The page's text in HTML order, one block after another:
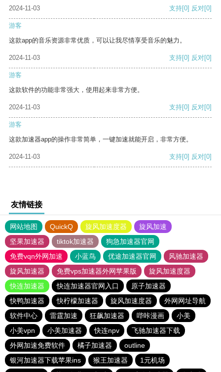
2024-11-03
支持[0] 反对[0]
游客
这款app的音乐资源非常优质，可以让我尽情享受音乐的魅力。
2024-11-03 支持[0] 反对[0]
游客
这款软件的功能非常强大，使用起来非常方便。
2024-11-03 支持[0] 反对[0]
游客
这款加速器app的操作非常简单，一键加速就能开启，非常方便。
2024-11-03 支持[0] 反对[0]
友情链接
网站地图 QuickQ 旋风加速度器
旋风加速
坚果加速器
tiktok加速器
狗急加速器官网
免费vqn外网加速
小蓝鸟 优途加速器官网
风驰加速器
旋风加速器
免费vps加速器外网苹果版
旋风加速度器
快连加速器
快连加速器官网入口
原子加速器
快鸭加速器
快柠檬加速器 旋风加速度器
外网网址导航
软件中心
雷霆加速 狂飙加速器 哔咔漫画
小美
小美vpn
小美加速器 快连npv
飞驰加速器下载
外网加速免费软件
橘子加速器
outline
银河加速器下载苹果ins
猴王加速器
1元机场